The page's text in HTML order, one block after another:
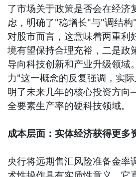
了市场关于政策是否会在经济
虑，明确了"稳增长"与"调结构
对股市而言，这意味着两重利
境有望保持合理充裕，二是政
导向科技创新和产业升级领域
力"这一概念的反复强调，实
明了未来几年的核心投资方
全要素生产率的硬科技领域。
成本层面：实体经济获得更多
央行将远期售汇风险准备金率